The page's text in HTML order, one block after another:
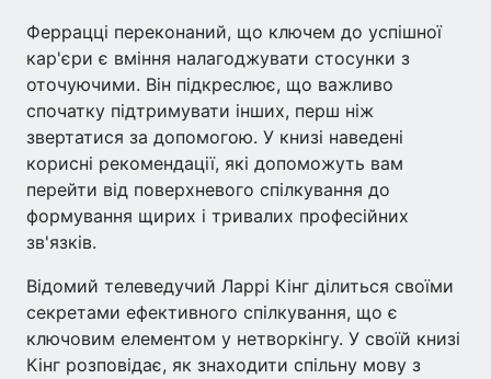
Феррацці переконаний, що ключем до успішної
кар'єри є вміння налагоджувати стосунки з
оточуючими. Він підкреслює, що важливо
спочатку підтримувати інших, перш ніж
звертатися за допомогою. У книзі наведені
корисні рекомендації, які допоможуть вам
перейти від поверхневого спілкування до
формування щирих і тривалих професійних
зв'язків.
Відомий телеведучий Ларрі Кінг ділиться своїми
секретами ефективного спілкування, що є
ключовим елементом у нетворкінгу. У своїй книзі
Кінг розповідає, як знаходити спільну мову з